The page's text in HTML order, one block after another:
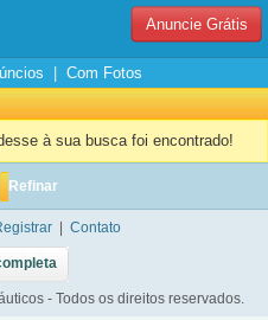
Anuncie Grátis
Com Fotos
à sua busca foi encontrado!
Refinar
Contato
- Todos os direitos reservados.